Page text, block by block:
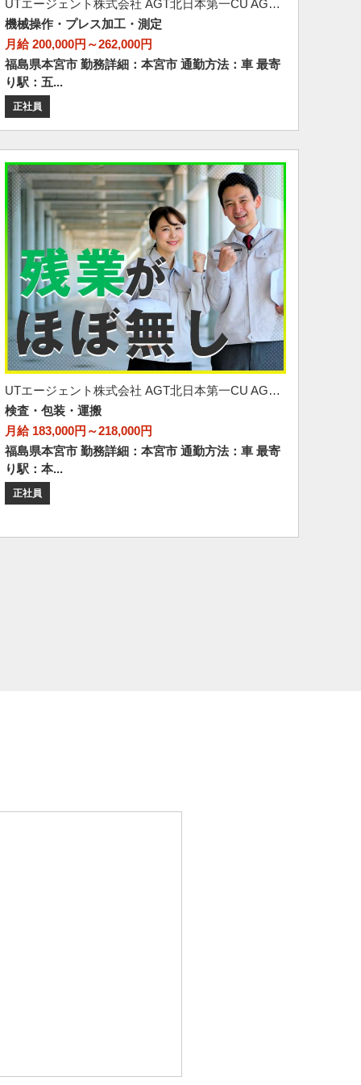
UTエージェント株式会社 AGT北日本第一CU AGT郡山エリア 糠沢CL 《ADRF1C》
機械操作・プレス加工・測定
月給 200,000円～262,000円
福島県本宮市 勤務詳細：本宮市 通勤方法：車 最寄
り駅：五...
正社員
UTエージェント株式会社 AGT北日本第一CU AGT郡山エリア 葭池CL 《AUWW1C》
検査・包装・運搬
月給 183,000円～218,000円
福島県本宮市 勤務詳細：本宮市 通勤方法：車 最寄
り駅：本...
正社員